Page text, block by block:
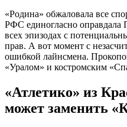
«Родина» обжаловала все
РФС единогласно оправдала
всех эпизодах с
прав. А вот момент с
ошибкой лайнсмена.
«Уралом» и костромским
«Атлетико» из
может заменить